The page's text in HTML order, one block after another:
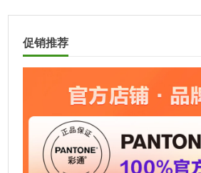
促销推荐